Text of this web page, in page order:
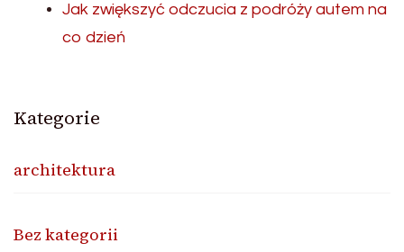
Jak zwiększyć odczucia z podróży autem na
co dzień
Kategorie
architektura
Bez kategorii